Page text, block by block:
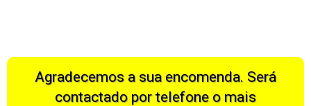
Agradecemos a sua encomenda. Será
contactado por telefone o mais